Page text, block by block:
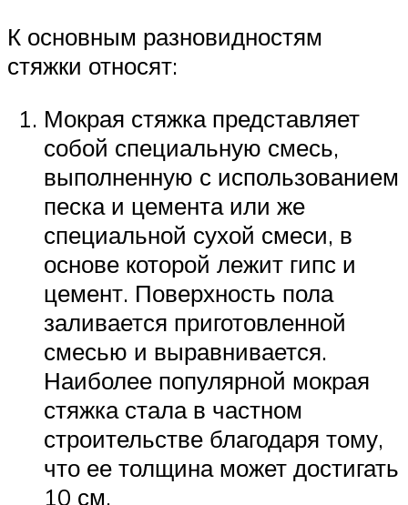
К основным разновидностям
стяжки относят:
Мокрая стяжка представляет
собой специальную смесь,
выполненную с использованием
песка и цемента или же
специальной сухой смеси, в
основе которой лежит гипс и
цемент. Поверхность пола
заливается приготовленной
смесью и выравнивается.
Наиболее популярной мокрая
стяжка стала в частном
строительстве благодаря тому,
что ее толщина может достигать
10 см.